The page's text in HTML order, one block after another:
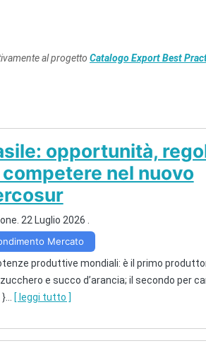
al progetto Catalogo Export Best
opportunità,
nel nuovo
. 22 Luglio 2026 .
Mercato
produttive mondiali: è il primo
e succo d’arancia; il secondo per
}... [ leggi tutto ]